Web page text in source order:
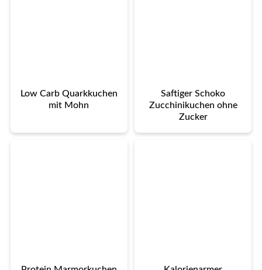
Low Carb Quarkkuchen
mit Mohn
Saftiger Schoko
Zucchinikuchen ohne
Zucker